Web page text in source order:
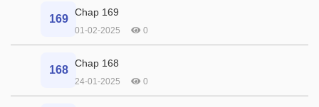
169
Chap 169
01-02-2025 0
168
Chap 168
24-01-2025 0